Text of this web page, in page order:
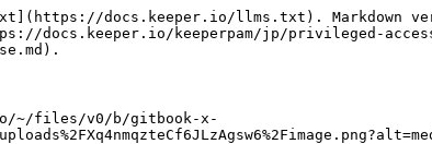
docs.keeper.io/llms.txt). Markdown
docs.keeper.io/keeperpam/jp/privileged-
~/files/v0/b/gitbook-x-